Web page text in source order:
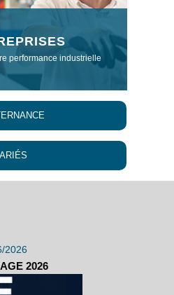
performance industrielle
2026
2026